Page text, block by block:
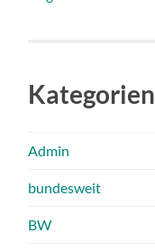
Kategorien
Admin
bundesweit
BW